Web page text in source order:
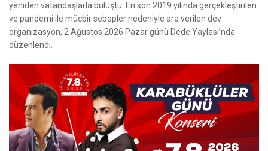
yeniden vatandaşlarla buluştu. En son 2019 yılında gerçekleştirilen
ve pandemi ile mücbir sebepler nedeniyle ara verilen dev
organizasyon, 2 Ağustos 2026 Pazar günü Dede Yaylası’nda
düzenlendi.